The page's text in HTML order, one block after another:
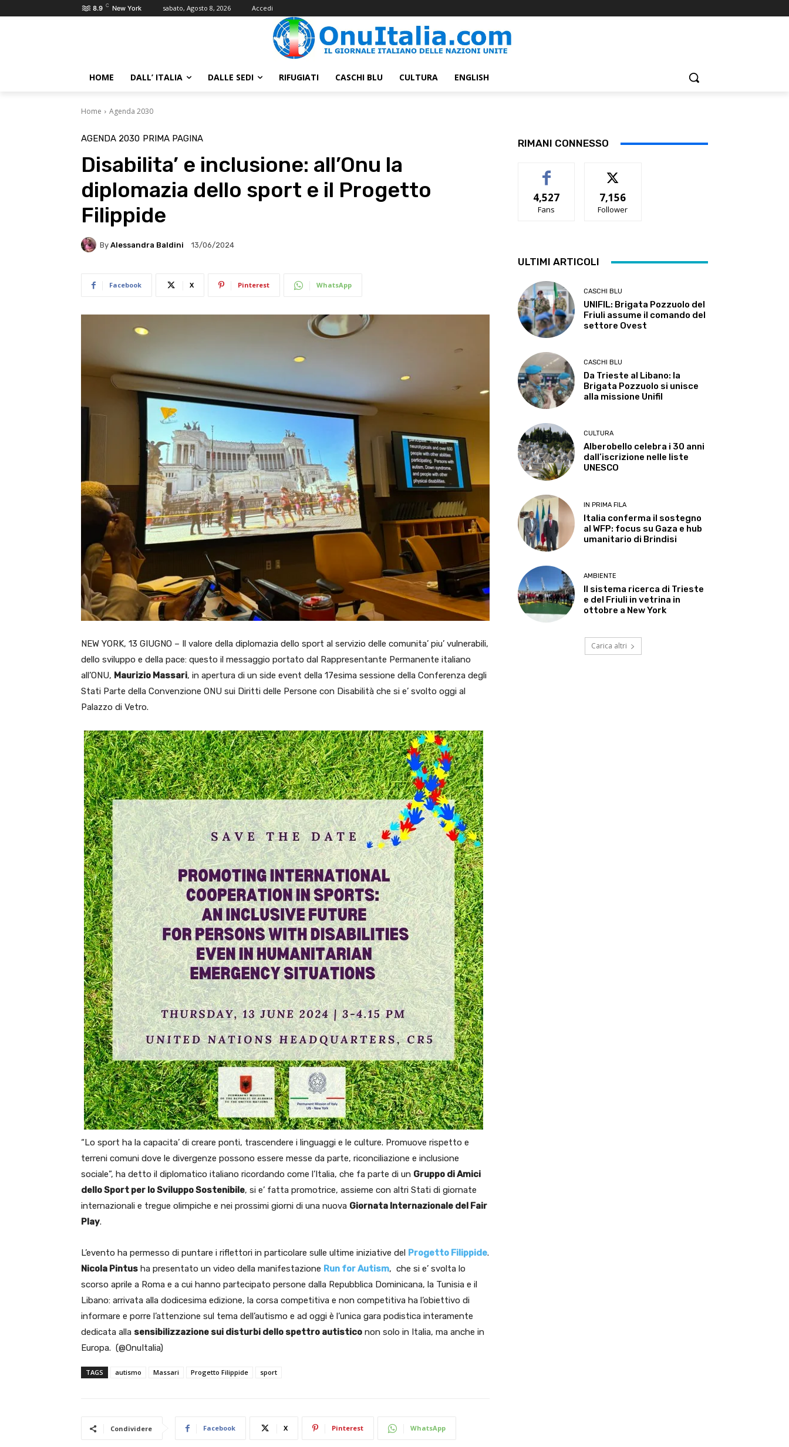
8.9 C New York sabato, Agosto 8, 2026 Accedi
HOME DALL’ ITALIA DALLE SEDI RIFUGIATI CASCHI BLU CULTURA ENGLISH
Home Agenda 2030
AGENDA 2030 PRIMA PAGINA
Disabilita’ e inclusione: all’Onu la
diplomazia dello sport e il Progetto
Filippide
By Alessandra Baldini 13/06/2024
Facebook X Pinterest WhatsApp
NEW YORK, 13 GIUGNO – Il valore della diplomazia dello sport al servizio delle comunita’ piu’ vulnerabili,
dello sviluppo e della pace: questo il messaggio portato dal Rappresentante Permanente italiano
all’ONU, Maurizio Massari, in apertura di un side event della 17esima sessione della Conferenza degli
Stati Parte della Convenzione ONU sui Diritti delle Persone con Disabilità che si e’ svolto oggi al
Palazzo di Vetro.
“Lo sport ha la capacita’ di creare ponti, trascendere i linguaggi e le culture. Promuove rispetto e
terreni comuni dove le divergenze possono essere messe da parte, riconciliazione e inclusione
sociale”, ha detto il diplomatico italiano ricordando come l’Italia, che fa parte di un Gruppo di Amici
dello Sport per lo Sviluppo Sostenibile, si e’ fatta promotrice, assieme con altri Stati di giornate
internazionali e tregue olimpiche e nei prossimi giorni di una nuova Giornata Internazionale del Fair
Play.
L’evento ha permesso di puntare i riflettori in particolare sulle ultime iniziative del Progetto Filippide.
Nicola Pintus ha presentato un video della manifestazione Run for Autism, che si e’ svolta lo
scorso aprile a Roma e a cui hanno partecipato persone dalla Repubblica Dominicana, la Tunisia e il
Libano: arrivata alla dodicesima edizione, la corsa competitiva e non competitiva ha l’obiettivo di
informare e porre l’attenzione sul tema dell’autismo e ad oggi è l’unica gara podistica interamente
dedicata alla sensibilizzazione sui disturbi dello spettro autistico non solo in Italia, ma anche in
Europa. (@OnuItalia)
TAGS autismo Massari Progetto Filippide sport
Condividere Facebook X Pinterest WhatsApp
RIMANI CONNESSO
4,527
Fans
7,156
Follower
ULTIMI ARTICOLI
CASCHI BLU
UNIFIL: Brigata Pozzuolo del
Friuli assume il comando del
settore Ovest
CASCHI BLU
Da Trieste al Libano: la
Brigata Pozzuolo si unisce
alla missione Unifil
CULTURA
Alberobello celebra i 30 anni
dall’iscrizione nelle liste
UNESCO
IN PRIMA FILA
Italia conferma il sostegno
al WFP: focus su Gaza e hub
umanitario di Brindisi
AMBIENTE
Il sistema ricerca di Trieste
e del Friuli in vetrina in
ottobre a New York
Carica altri